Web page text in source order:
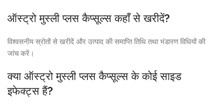
ऑस्ट्रो मुस्ली प्लस कैप्सूल्स कहाँ से खरीदें?
विश्वसनीय स्रोतों से खरीदें और उत्पाद की समाप्ति तिथि तथा भंडारण विधियों की
जांच करें।
क्या ऑस्ट्रो मुस्ली प्लस कैप्सूल्स के कोई साइड
इफेक्ट्स हैं?